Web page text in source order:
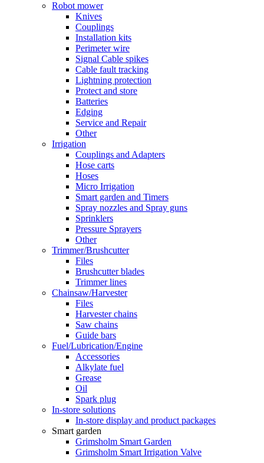
Robot mower
Knives
Couplings
Installation kits
Perimeter wire
Signal Cable spikes
Cable fault tracking
Lightning protection
Protect and store
Batteries
Edging
Service and Repair
Other
Irrigation
Couplings and Adapters
Hose carts
Hoses
Micro Irrigation
Smart garden and Timers
Spray nozzles and Spray guns
Sprinklers
Pressure Sprayers
Other
Trimmer/Brushcutter
Files
Brushcutter blades
Trimmer lines
Chainsaw/Harvester
Files
Harvester chains
Saw chains
Guide bars
Fuel/Lubrication/Engine
Accessories
Alkylate fuel
Grease
Oil
Spark plug
In-store solutions
In-store display and product packages
Smart garden
Grimsholm Smart Garden
Grimsholm Smart Irrigation Valve